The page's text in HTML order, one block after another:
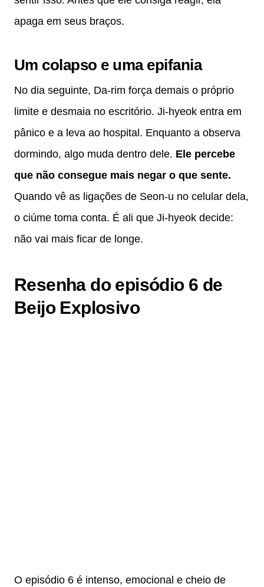
apaga em seus braços.
Um colapso e uma epifania
No dia seguinte, Da-rim força demais o próprio
limite e desmaia no escritório. Ji-hyeok entra em
pânico e a leva ao hospital. Enquanto a observa
dormindo, algo muda dentro dele. Ele percebe
que não consegue mais negar o que sente.
Quando vê as ligações de Seon-u no celular dela,
o ciúme toma conta. É ali que Ji-hyeok decide:
não vai mais ficar de longe.
Resenha do episódio 6 de
Beijo Explosivo
O episódio 6 é intenso, emocional e cheio de